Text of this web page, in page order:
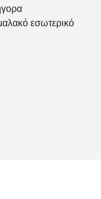
εσωτερικό